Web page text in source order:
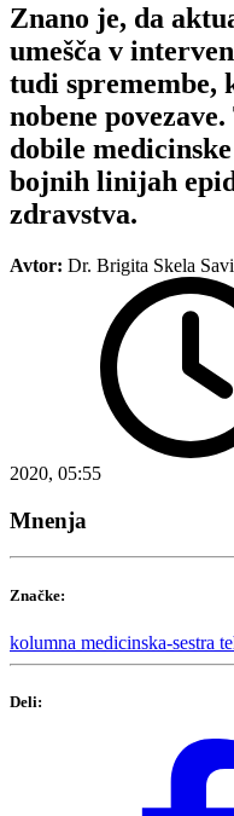
Znano je, da
umešča v
tudi spremembe,
nobene
dobile
bojnih linijah
zdravstva.
Avtor: Dr. Brigita Skela
2020, 05:55
Mnenja
Značke:
kolumna medicinska-sestra
Deli: